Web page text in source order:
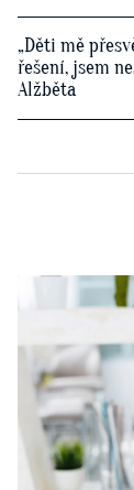
„Děti mě
řešení, jsem
Alžběta